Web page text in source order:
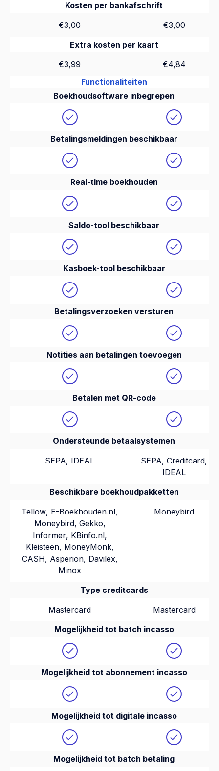
Kosten per bankafschrift
€3,00
€3,00
Extra kosten per kaart
€3,99
€4,84
Functionaliteiten
Boekhoudsoftware inbegrepen
Betalingsmeldingen beschikbaar
Real-time boekhouden
Saldo-tool beschikbaar
Kasboek-tool beschikbaar
Betalingsverzoeken versturen
Notities aan betalingen toevoegen
Betalen met QR-code
Ondersteunde betaalsystemen
SEPA, IDEAL
SEPA, Creditcard,
IDEAL
Beschikbare boekhoudpakketten
Tellow, E-Boekhouden.nl,
Moneybird, Gekko,
Informer, KBinfo.nl,
Kleisteen, MoneyMonk,
CASH, Asperion, Davilex,
Minox
Moneybird
Type creditcards
Mastercard
Mastercard
Mogelijkheid tot batch incasso
Mogelijkheid tot abonnement incasso
Mogelijkheid tot digitale incasso
Mogelijkheid tot batch betaling